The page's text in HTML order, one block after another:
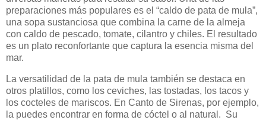
preparaciones más populares es el “caldo de pata de mula”,
una sopa sustanciosa que combina la carne de la almeja
con caldo de pescado, tomate, cilantro y chiles. El resultado
es un plato reconfortante que captura la esencia misma del
mar.
La versatilidad de la pata de mula también se destaca en
otros platillos, como los ceviches, las tostadas, los tacos y
los cocteles de mariscos. En Canto de Sirenas, por ejemplo,
la puedes encontrar en forma de cóctel o al natural. Su